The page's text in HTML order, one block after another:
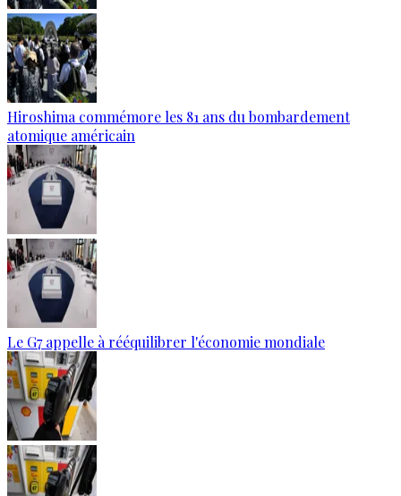
Hiroshima commémore les 81 ans du bombardement
atomique américain
Le G7 appelle à rééquilibrer l'économie mondiale